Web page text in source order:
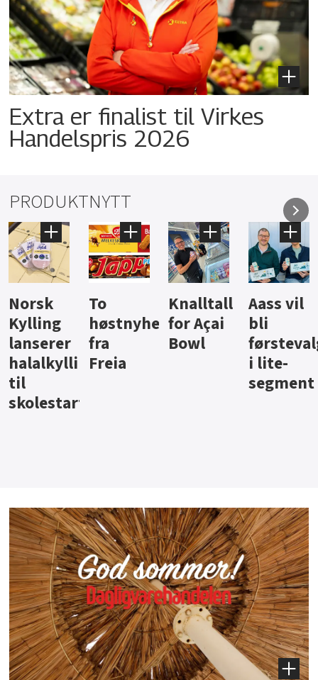
Extra er finalist til Virkes
Handelspris 2026
PRODUKTNYTT
høstnyheter
fra
Freia
Knalltall
for Açai
Bowl
Aass vil
førstevalg
i lite-
segment